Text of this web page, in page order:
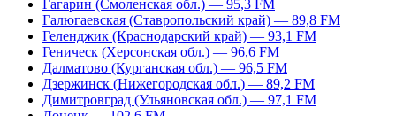
Гагарин (Смоленская обл.) — 95,3 FM
Галюгаевская (Ставропольский край) — 89,8 FM
Геленджик (Краснодарский край) — 93,1 FM
Геническ (Херсонская обл.) — 96,6 FM
Далматово (Курганская обл.) — 96,5 FM
Дзержинск (Нижегородская обл.) — 89,2 FM
Димитровград (Ульяновская обл.) — 97,1 FM